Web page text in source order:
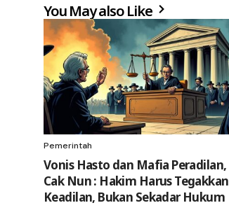
You May also Like
Pemerintah
Vonis Hasto dan Mafia Peradilan,
Cak Nun : Hakim Harus Tegakkan
Keadilan, Bukan Sekadar Hukum